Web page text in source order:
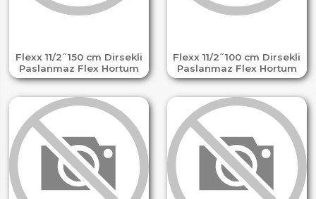
Flexx 11/2 ̋ 150 cm Dirsekli
Paslanmaz Flex Hortum
Flexx 11/2 ̋ 100 cm Dirsekli
Paslanmaz Flex Hortum